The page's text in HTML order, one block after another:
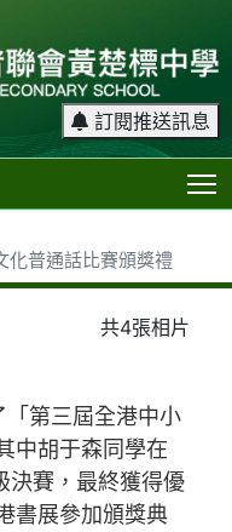
訂閱推送訊息
化普通話比賽頒獎禮
共4張相片
第三屆全港中小
中胡于森同學在
決賽，最終獲得優
書展參加頒獎典